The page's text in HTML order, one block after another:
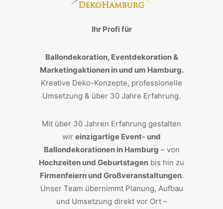
Ihr Profi für
Ballondekoration, Eventdekoration &
Marketingaktionen in und um Hamburg.
Kreative Deko-Konzepte, professionelle
Umsetzung & über 30 Jahre Erfahrung.
Mit über 30 Jahren Erfahrung gestalten
wir einzigartige Event- und
Ballondekorationen in Hamburg – von
Hochzeiten und Geburtstagen bis hin zu
Firmenfeiern und Großveranstaltungen.
Unser Team übernimmt Planung, Aufbau
und Umsetzung direkt vor Ort –